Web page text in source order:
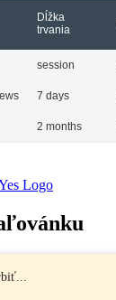
Dĺžka
trvania
session
7 days
2 months